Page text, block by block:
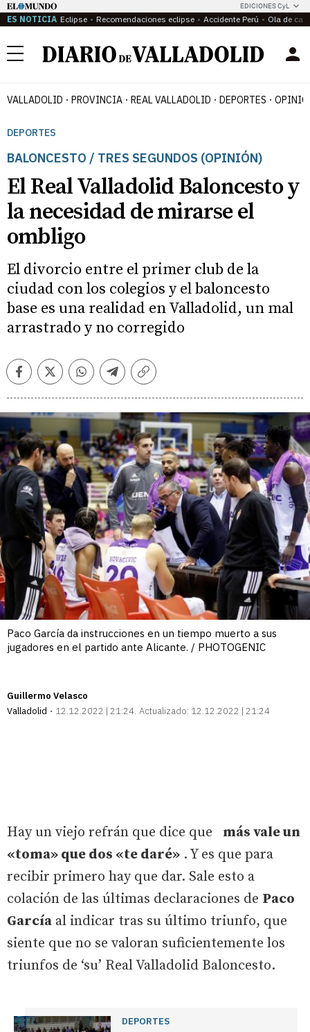
EDICIONES CyL
ES NOTICIA Eclipse Recomendaciones eclipse Accidente Perú Ola de
Menú
VALLADOLID PROVINCIA REAL VALLADOLID DEPORTES
DEPORTES
BALONCESTO / TRES SEGUNDOS (OPINIÓN)
El Real Valladolid Baloncesto y
la necesidad de mirarse el
ombligo
El divorcio entre el primer club de la
ciudad con los colegios y el baloncesto
base es una realidad en Valladolid, un mal
arrastrado y no corregido
FacebookTwitterWhatsappTelegramCopiar
Paco García da instrucciones en un tiempo muerto a sus
jugadores en el partido ante Alicante. / PHOTOGENIC
Guillermo Velasco
Valladolid
12.12.2022 | 21:24 Actualizado: 12.12.2022 | 21:24
Hay un viejo refrán que dice que más vale un
«toma» que dos «te daré» . Y es que para
recibir primero hay que dar. Sale esto a
colación de las últimas declaraciones de Paco
García al indicar tras su último triunfo, que
siente que no se valoran suficientemente los
triunfos de ‘su’ Real Valladolid Baloncesto.
DEPORTES